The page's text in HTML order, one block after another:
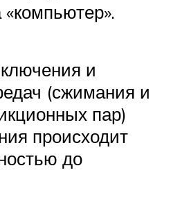
и
(сжимания и
пар)
происходит
до